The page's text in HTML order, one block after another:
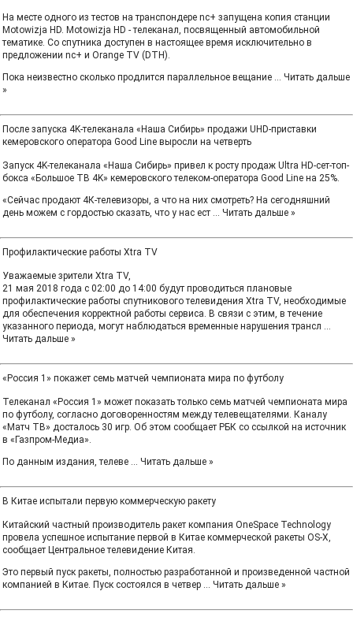
На месте одного из тестов на транспондере nc+ запущена копия станции
Motowizja HD. Motowizja HD - телеканал, посвященный автомобильной
тематике. Со спутника доступен в настоящее время исключительно в
предложении nc+ и Orange ТV (DTH).
Пока неизвестно сколько продлится параллельное вещание ... Читать дальше
»
После запуска 4K-телеканала «Наша Сибирь» продажи UHD-приставки
кемеровского оператора Good Line выросли на четверть
Запуск 4K-телеканала «Наша Сибирь» привел к росту продаж Ultra HD-сет-топ-
бокса «Большое ТВ 4K» кемеровского телеком-оператора Good Line на 25%.
«Сейчас продают 4К-телевизоры, а что на них смотреть? На сегодняшний
день можем с гордостью сказать, что у нас ест ... Читать дальше »
Профилактические работы Xtra TV
Уважаемые зрители Xtra TV,
21 мая 2018 года с 02:00 до 14:00 будут проводиться плановые
профилактические работы спутникового телевидения Xtra TV, необходимые
для обеспечения корректной работы сервиса. В связи с этим, в течение
указанного периода, могут наблюдаться временные нарушения трансл ...
Читать дальше »
«Россия 1» покажет семь матчей чемпионата мира по футболу
Телеканал «Россия 1» может показать только семь матчей чемпионата мира
по футболу, согласно договоренностям между телевещателями. Каналу
«Матч ТВ» досталось 30 игр. Об этом сообщает РБК со ссылкой на источник
в «Газпром-Медиа».
По данным издания, телеве ... Читать дальше »
В Китае испытали первую коммерческую ракету
Китайский частный производитель ракет компания OneSpace Technology
провела успешное испытание первой в Китае коммерческой ракеты OS-X,
сообщает Центральное телевидение Китая.
Это первый пуск ракеты, полностью разработанной и произведенной частной
компанией в Китае. Пуск состоялся в четвер ... Читать дальше »